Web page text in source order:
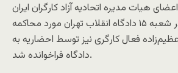
هیات مدیره اتحادیه آزاد کارگران ایران
صبح ۱۹ بهمن ماه در شعبه ۱۵ دادگاه انقلاب تهران مورد محاکمه
فعال کارگری نیز توسط احضاریه به
دادگاه فراخوانده شد.